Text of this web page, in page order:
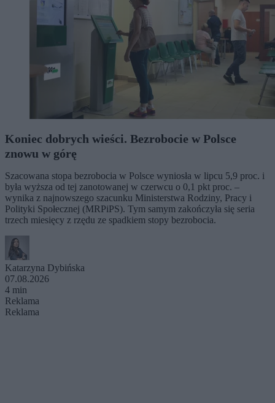
Koniec dobrych wieści. Bezrobocie w Polsce
znowu w górę
Szacowana stopa bezrobocia w Polsce wyniosła w lipcu 5,9 proc. i
była wyższa od tej zanotowanej w czerwcu o 0,1 pkt proc. –
wynika z najnowszego szacunku Ministerstwa Rodziny, Pracy i
Polityki Społecznej (MRPiPS). Tym samym zakończyła się seria
trzech miesięcy z rzędu ze spadkiem stopy bezrobocia.
Katarzyna Dybińska
07.08.2026
4 min
Reklama
Reklama